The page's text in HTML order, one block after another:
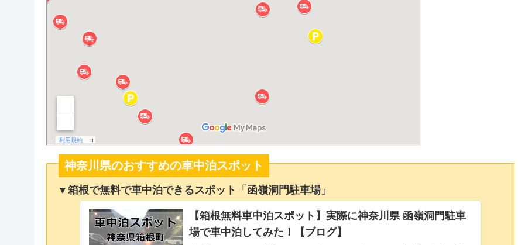
神奈川県のおすすめの車中泊スポット
▼箱根で無料で車中泊できるスポット「函嶺洞門駐車場」
【箱根無料車中泊スポット】実際に神奈川県 函嶺洞門駐車
場で車中泊してみた！【ブログ】